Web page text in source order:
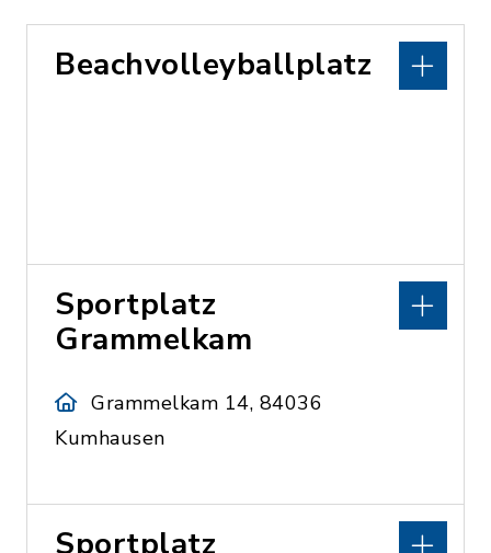
Beachvolleyballplatz
Sportplatz
Grammelkam
Grammelkam 14, 84036
Kumhausen
Sportplatz